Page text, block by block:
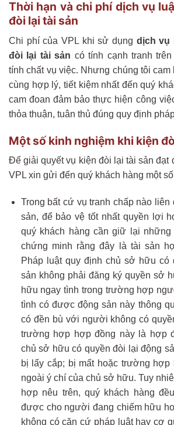
Thời hạn và chi phí dịch vụ
đòi lại tài sản
Chi phí của VPL khi sử dụng dịch vụ
đòi lại tài sản có tính cạnh tranh
tính chất vụ việc. Nhưng chúng tôi cam
cùng hợp lý, tiết kiệm nhất đến quý
cam đoan đảm bảo thực hiện công
thỏa thuận, tuân thủ đúng quy định
Một số kinh nghiệm khi kiện
Để giải quyết vụ kiện đòi lại tài sản đạt
VPL xin gửi đến quý khách hàng một
Trong bất cứ vụ tranh chấp nào liên
sản, để bảo vệ tốt nhất quyền lợi
quý khách hàng cần giữ lại
chứng minh rằng đây là tài sản
Pháp luật quy định chủ sở hữu có
sản không phải đăng ký quyền sở
hữu ngay tình trong trường hợp
tình có được động sản này thông
có đền bù với người không có
trường hợp hợp đồng này là hợp
chủ sở hữu có quyền đòi lại động
bị lấy cắp; bị mất hoặc trường hợp
ngoài ý chí của chủ sở hữu. Tuy
hợp nêu trên, quý khách hàng
được cho người đang chiếm hữu
không có căn cứ pháp luật hay cơ